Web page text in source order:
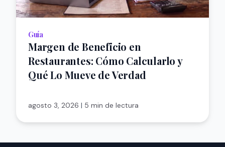
Guía
Margen de Beneficio en
Restaurantes: Cómo Calcularlo y
Qué Lo Mueve de Verdad
agosto 3, 2026 | 5 min de lectura